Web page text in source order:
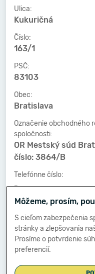
Ulica:
Kukuričná
Číslo:
163/1
PSČ:
83103
Obec:
Bratislava
Označenie obchodného
spoločnosti:
OR Mestský súd
číslo: 3864/B
Telefónne číslo:
-
Faxové číslo:
-
E-mailová adresa:
-
Môžeme, prosím,
S cieľom zabezpečenia
stránky a zlepšovania
Prosíme o potvrdenie
preferencií.